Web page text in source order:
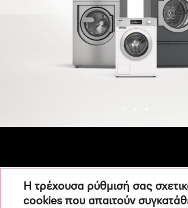
Η τρέχουσα ρύθμισή σας
cookies που απαιτούν